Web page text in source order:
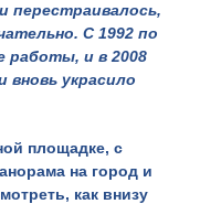
перестраивалось,
С 1992 по
работы, и в 2008
вновь украсило
площадке, с
на город и
как внизу